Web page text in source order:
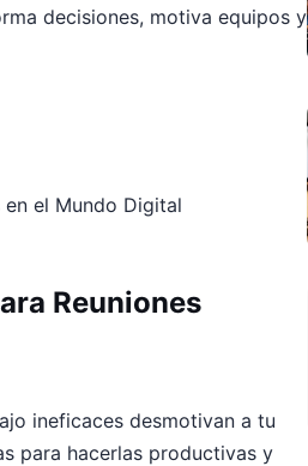
decisiones, motiva equipos y
el Mundo Digital
Reuniones
ineficaces desmotivan a tu
para hacerlas productivas y